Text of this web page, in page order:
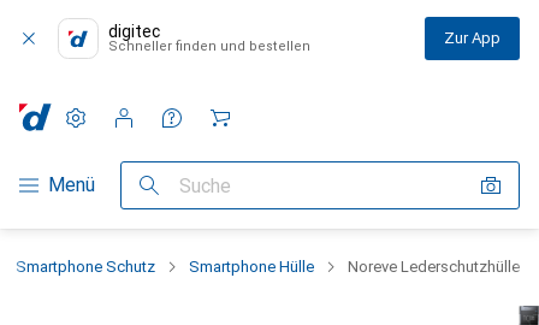
digitec
Schneller finden und bestellen Zur App
Navigation nach Kategorien
Menü Suche
Einstellungen
Kundenkonto
Vergleichslisten
Merklisten
Warenkorb
Smartphone Schutz Smartphone Hülle Noreve Lederschutzhülle